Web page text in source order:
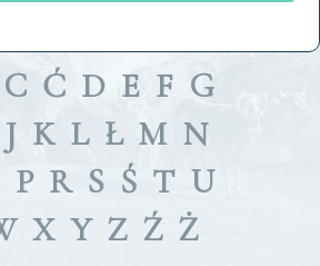
C Ć D E F G
J K L Ł M N
P R S Ś T U
X Y Z Ź Ż